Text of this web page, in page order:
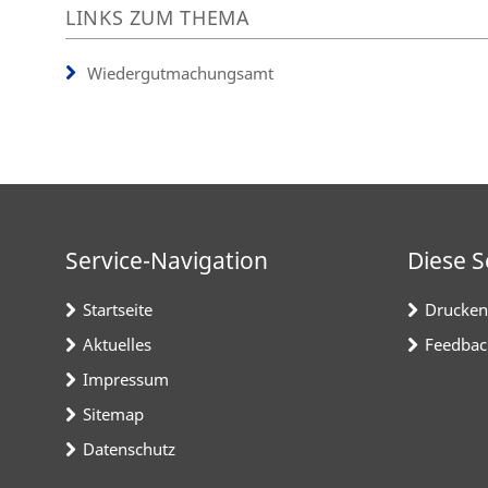
LINKS ZUM THEMA
Wiedergutmachungsamt
Service-Navigation
Startseite
Aktuelles
Impressum
Sitemap
Datenschutz
Diese
Drucken